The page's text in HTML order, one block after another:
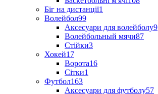
Біг на дистанції1
Волейбол99
Аксесуари для волейболу9
Волейбольный мячи87
Стійки3
Хокей17
Ворота16
Сітки1
Футбол163
Аксесуари для футболу57